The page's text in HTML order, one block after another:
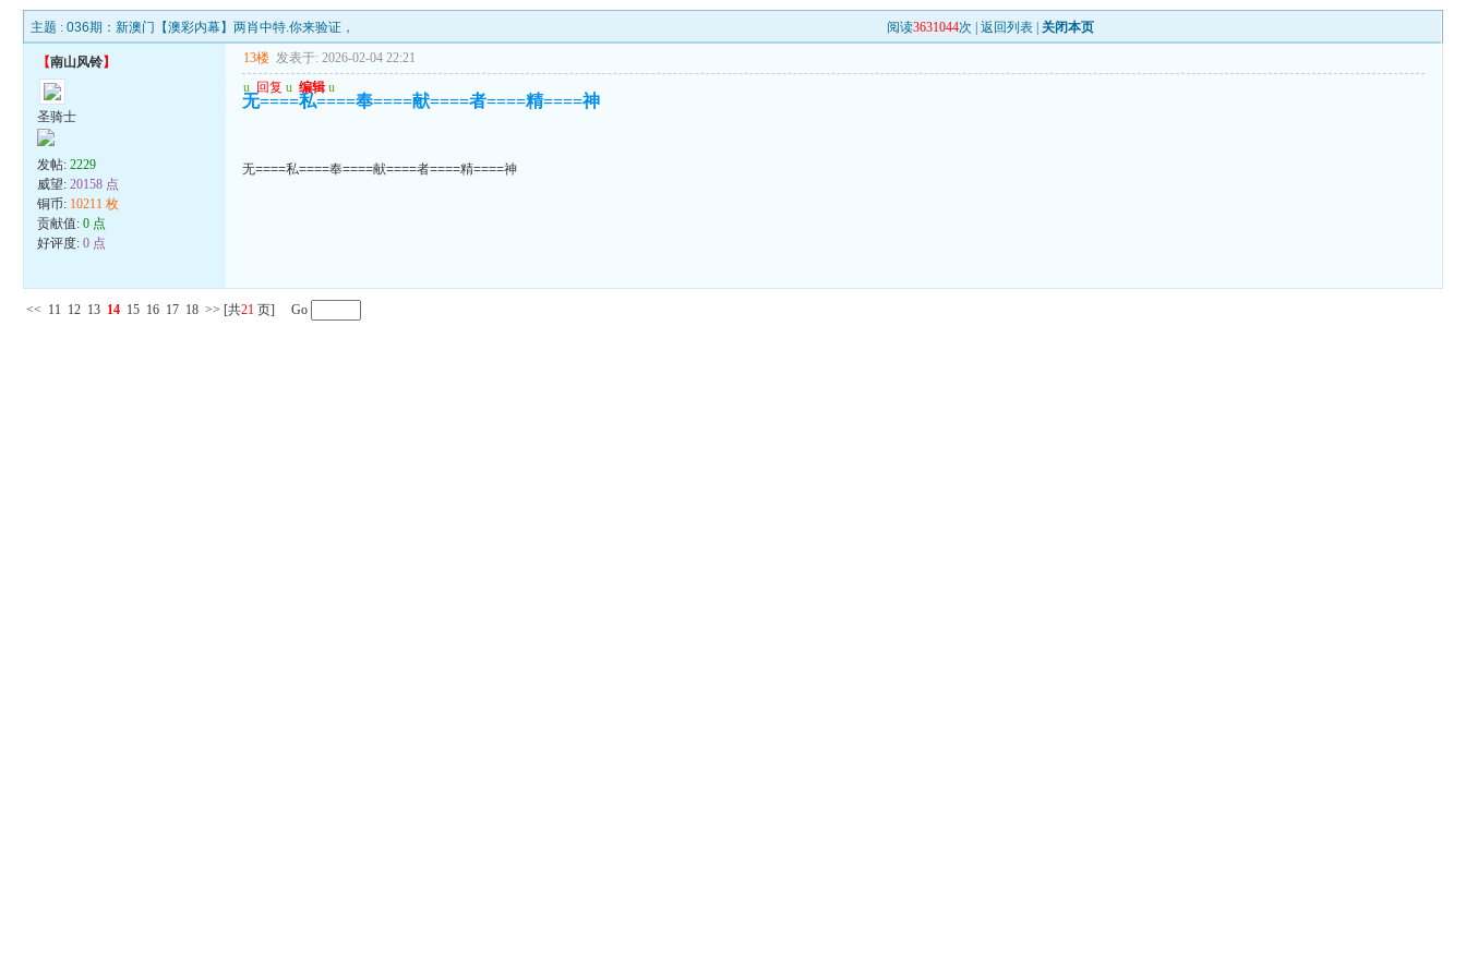
主题 :036期：新澳门【澳彩内幕】两肖中特.你来验证， 阅读3631044次 |返回列表 关闭本页
【南山风铃】
圣骑士
发帖:2229
威望:20158 点
铜币: 10211 枚
贡献值:0 点
好评度:0 点
13楼 发表于: 2026-02-04 22:21
u 回复 u 编辑 u
无====私====奉====献====者====精====神
无====私====奉====献====者====精====神
<< 11 12 13 14 15 16 17 18 >> [共21 页] Go